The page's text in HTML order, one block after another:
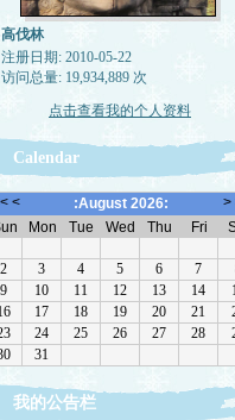
高伐林
注册日期: 2010-05-22
访问总量: 19,934,889 次
点击查看我的个人资料
Calendar
我的公告栏